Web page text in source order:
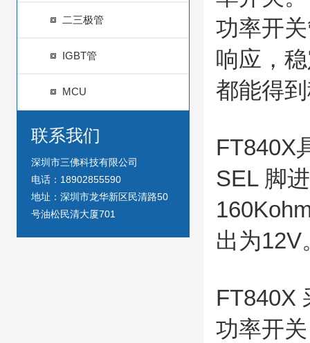
二三极管
IGBT管
MCU
联系我们
深圳市三佛科技有限公司
电话：18902855590
地址：深圳市龙华新区民清路50
号油松民清大厦701
功率开
响应，
都能得
FT840X
SEL 脚
出为12V
FT840X
功率开